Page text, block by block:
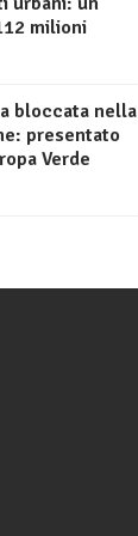
milioni
bloccata nella
presentato
Verde